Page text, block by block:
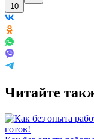
10
Читайте